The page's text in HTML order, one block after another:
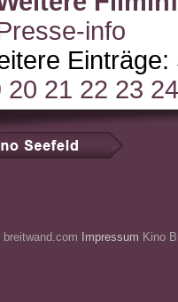
info
20 21 22 23 24
Impressum Kino